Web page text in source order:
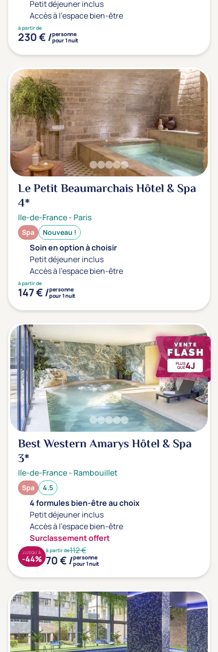
Petit déjeuner inclus
Accès à l'espace bien-être
à partir de
230 € /personne
pour 1 nuit
Le Petit Beaumarchais Hôtel & Spa
4*
Ile-de-France- Paris
Spa Nouveau !
Soin en option à choisir
Petit déjeuner inclus
Accès à l'espace bien-être
à partir de
147 € /personne
pour 1 nuit
PLUS
QUE4J
Best Western Amarys Hôtel & Spa
3*
Ile-de-France- Rambouillet
Spa 4.5
4 formules bien-être au choix
Petit déjeuner inclus
Accès à l'espace bien-être
Surclassement offert
à partir de112 €
70 € /personne
pour 1 nuit
JUSQU'À
-44%